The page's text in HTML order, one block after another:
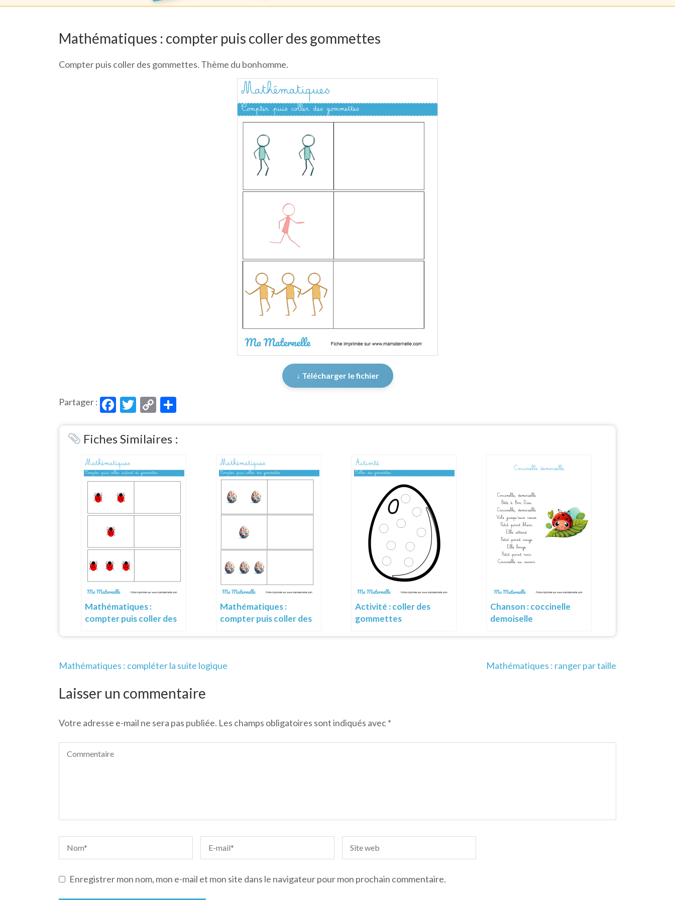
Mathématiques : compter puis coller des gommettes
Compter puis coller des gommettes. Thème du bonhomme.
↓ Télécharger le fichier
Partager : Facebook
Twitter
Copy
Link
Fiches Similaires :
Mathématiques :
compter puis coller des
Mathématiques :
compter puis coller des
Activité : coller des
gommettes
Chanson : coccinelle
demoiselle
Navigation
l’article
Mathématiques : compléter la suite logique Mathématiques : ranger par taille
Laisser un commentaire
Votre adresse e-mail ne sera pas publiée. Les champs obligatoires sont indiqués avec*
Enregistrer mon nom, mon e-mail et mon site dans le navigateur pour mon prochain commentaire.